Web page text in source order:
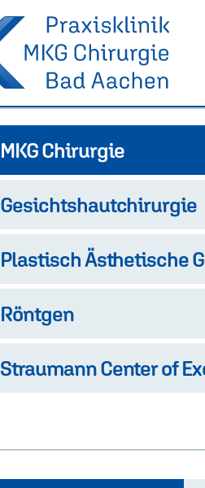
MKG Chirurgie
Gesichtshautchirurgie
Plastisch Ästhetische
Röntgen
Straumann Center of